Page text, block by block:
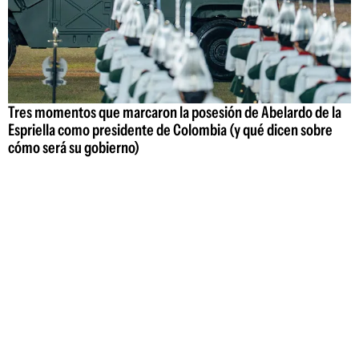
Tres momentos que marcaron la posesión de Abelardo de la
Espriella como presidente de Colombia (y qué dicen sobre
cómo será su gobierno)